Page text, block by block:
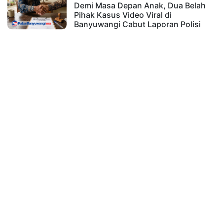
Demi Masa Depan Anak, Dua Belah
Pihak Kasus Video Viral di
Banyuwangi Cabut Laporan Polisi